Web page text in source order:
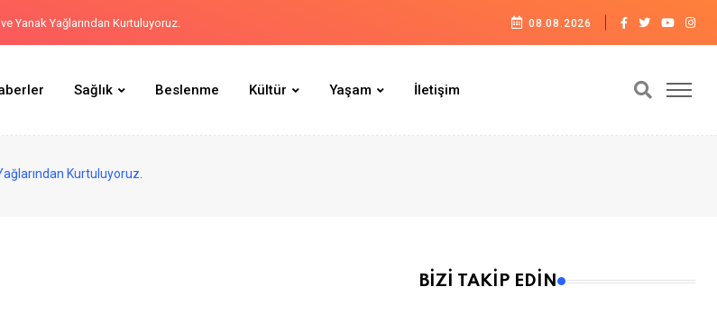
Yanak Yağlarından Kurtuluyoruz.
( Batman )
Sırrını Keşfedin
08.08.2026
Sağlık Beslenme Kültür Yaşam İletişim
Kurtuluyoruz.
BİZİ TAKİP EDİN